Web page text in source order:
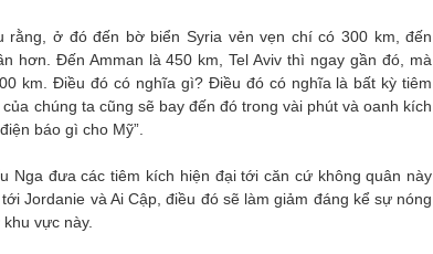
rằng, ở đó đến bờ biển Syria vẻn vẹn chí có 300 km, đến
hơn. Đến Amman là 450 km, Tel Aviv thì ngay gần đó, mà
km. Điều đó có nghĩa gì? Điều đó có nghĩa là bất kỳ tiêm
chúng ta cũng sẽ bay đến đó trong vài phút và oanh kích
báo gì cho Mỹ”.
Nga đưa các tiêm kích hiện đại tới căn cứ không quân này
Jordanie và Ai Cập, điều đó sẽ làm giảm đáng kể sự nóng
vực này.